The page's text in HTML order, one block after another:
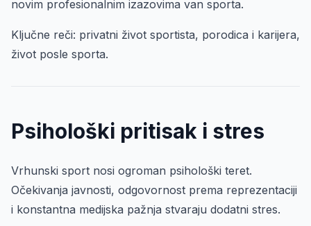
novim profesionalnim izazovima van sporta.
Ključne reči: privatni život sportista, porodica i karijera,
život posle sporta.
Psihološki pritisak i stres
Vrhunski sport nosi ogroman psihološki teret.
Očekivanja javnosti, odgovornost prema reprezentaciji
i konstantna medijska pažnja stvaraju dodatni stres.